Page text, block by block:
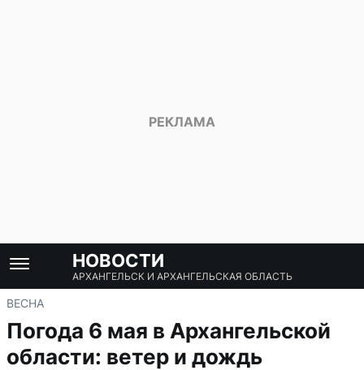
НОВОСТИ
АРХАНГЕЛЬСК И АРХАНГЕЛЬСКАЯ ОБЛАСТЬ
ВЕСНА
Погода 6 мая в Архангельской
области: ветер и дождь